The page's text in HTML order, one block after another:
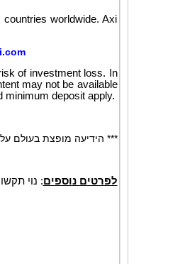
worldwide. Axi
of investment loss. In
may not be available
minimum deposit apply.
*** הידיעה מופצת בעולם
לפרטים נוספים: נוי תקשורת 03-6026026 זהר